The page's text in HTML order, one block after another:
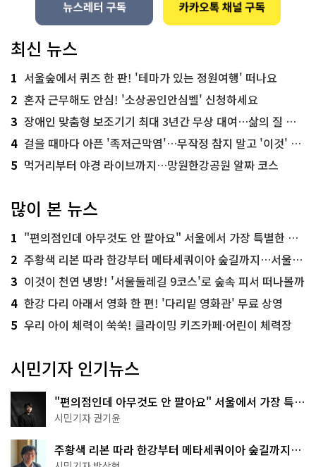
최신 뉴스
1 서울숲에서 퀴즈 한 판! '테마가 있는 정원여행' 떠나요
2 혼자 근무해도 안심! '소상공인안심벨' 신청하세요
3 장애인 맞춤형 보조기기 최대 3년간 무상 대여…삶의 질 높인다
4 걸을 때마다 아픈 '족저근막염'…무작정 참지 말고 '이것' 해보세요!
5 먹거리부터 야경 라이브까지…망원한강공원 알짜 코스
많이 본 뉴스
1 "편의점인데 아무것도 안 팔아요" 서울에서 가장 특별한 편의점의 정체
2 주황색 리본 따라 한강부터 메타세쿼이아 숲길까지…서울둘레길 15코스
3 이것이 천연 냉방! '서울둘레길 9코스'로 숲속 피서 떠나볼까
4 한강 다리 아래서 영화 한 편! '다리밑 영화관' 무료 상영
5 우리 아이 체력이 쑥쑥! 클라이밍 키즈카페·어린이 체력장
시민기자 인기뉴스
"편의점인데 아무것도 안 팔아요" 서울에서 가장 특별
한 편의점의 정체
시민기자 권기윤
주황색 리본 따라 한강부터 메타세쿼이아 숲길까지…
서울둘레길 15코스